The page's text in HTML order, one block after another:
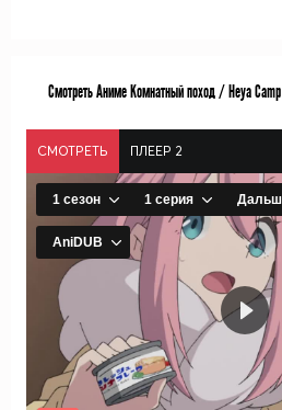
Смотреть Аниме Комнатный поход / Heya Camp
СМОТРЕТЬ ПЛЕЕР 2